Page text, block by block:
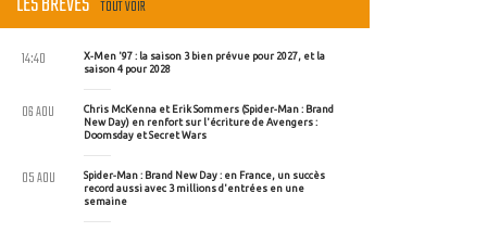
TOUT VOIR
X-Men '97 : la saison 3 bien prévue pour 2027, et la
saison 4 pour 2028
14:40
Chris McKenna et Erik Sommers (Spider-Man : Brand
New Day) en renfort sur l'écriture de Avengers :
Doomsday et Secret Wars
06 AOU
Spider-Man : Brand New Day : en France, un succès
record aussi avec 3 millions d'entrées en une
semaine
05 AOU